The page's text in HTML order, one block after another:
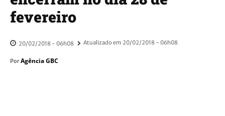
fevereiro
20/02/2018 - 06h08 Atualizado em 20/02/2018 - 06h08
Por Agência GBC